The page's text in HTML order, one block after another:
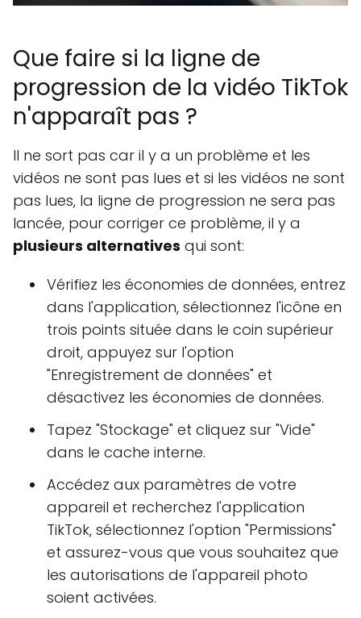
Que faire si la ligne de
progression de la vidéo TikTok
n'apparaît pas ?
Il ne sort pas car il y a un problème et les
vidéos ne sont pas lues et si les vidéos ne sont
pas lues, la ligne de progression ne sera pas
lancée, pour corriger ce problème, il y a
plusieurs alternatives qui sont:
Vérifiez les économies de données, entrez
dans l'application, sélectionnez l'icône en
trois points située dans le coin supérieur
droit, appuyez sur l'option
"Enregistrement de données" et
désactivez les économies de données.
Tapez "Stockage" et cliquez sur "Vide"
dans le cache interne.
Accédez aux paramètres de votre
appareil et recherchez l'application
TikTok, sélectionnez l'option "Permissions"
et assurez-vous que vous souhaitez que
les autorisations de l'appareil photo
soient activées.